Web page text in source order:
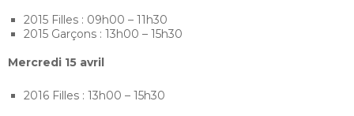
2015 Filles : 09h00 – 11h30
2015 Garçons : 13h00 – 15h30
Mercredi 15 avril
2016 Filles : 13h00 – 15h30